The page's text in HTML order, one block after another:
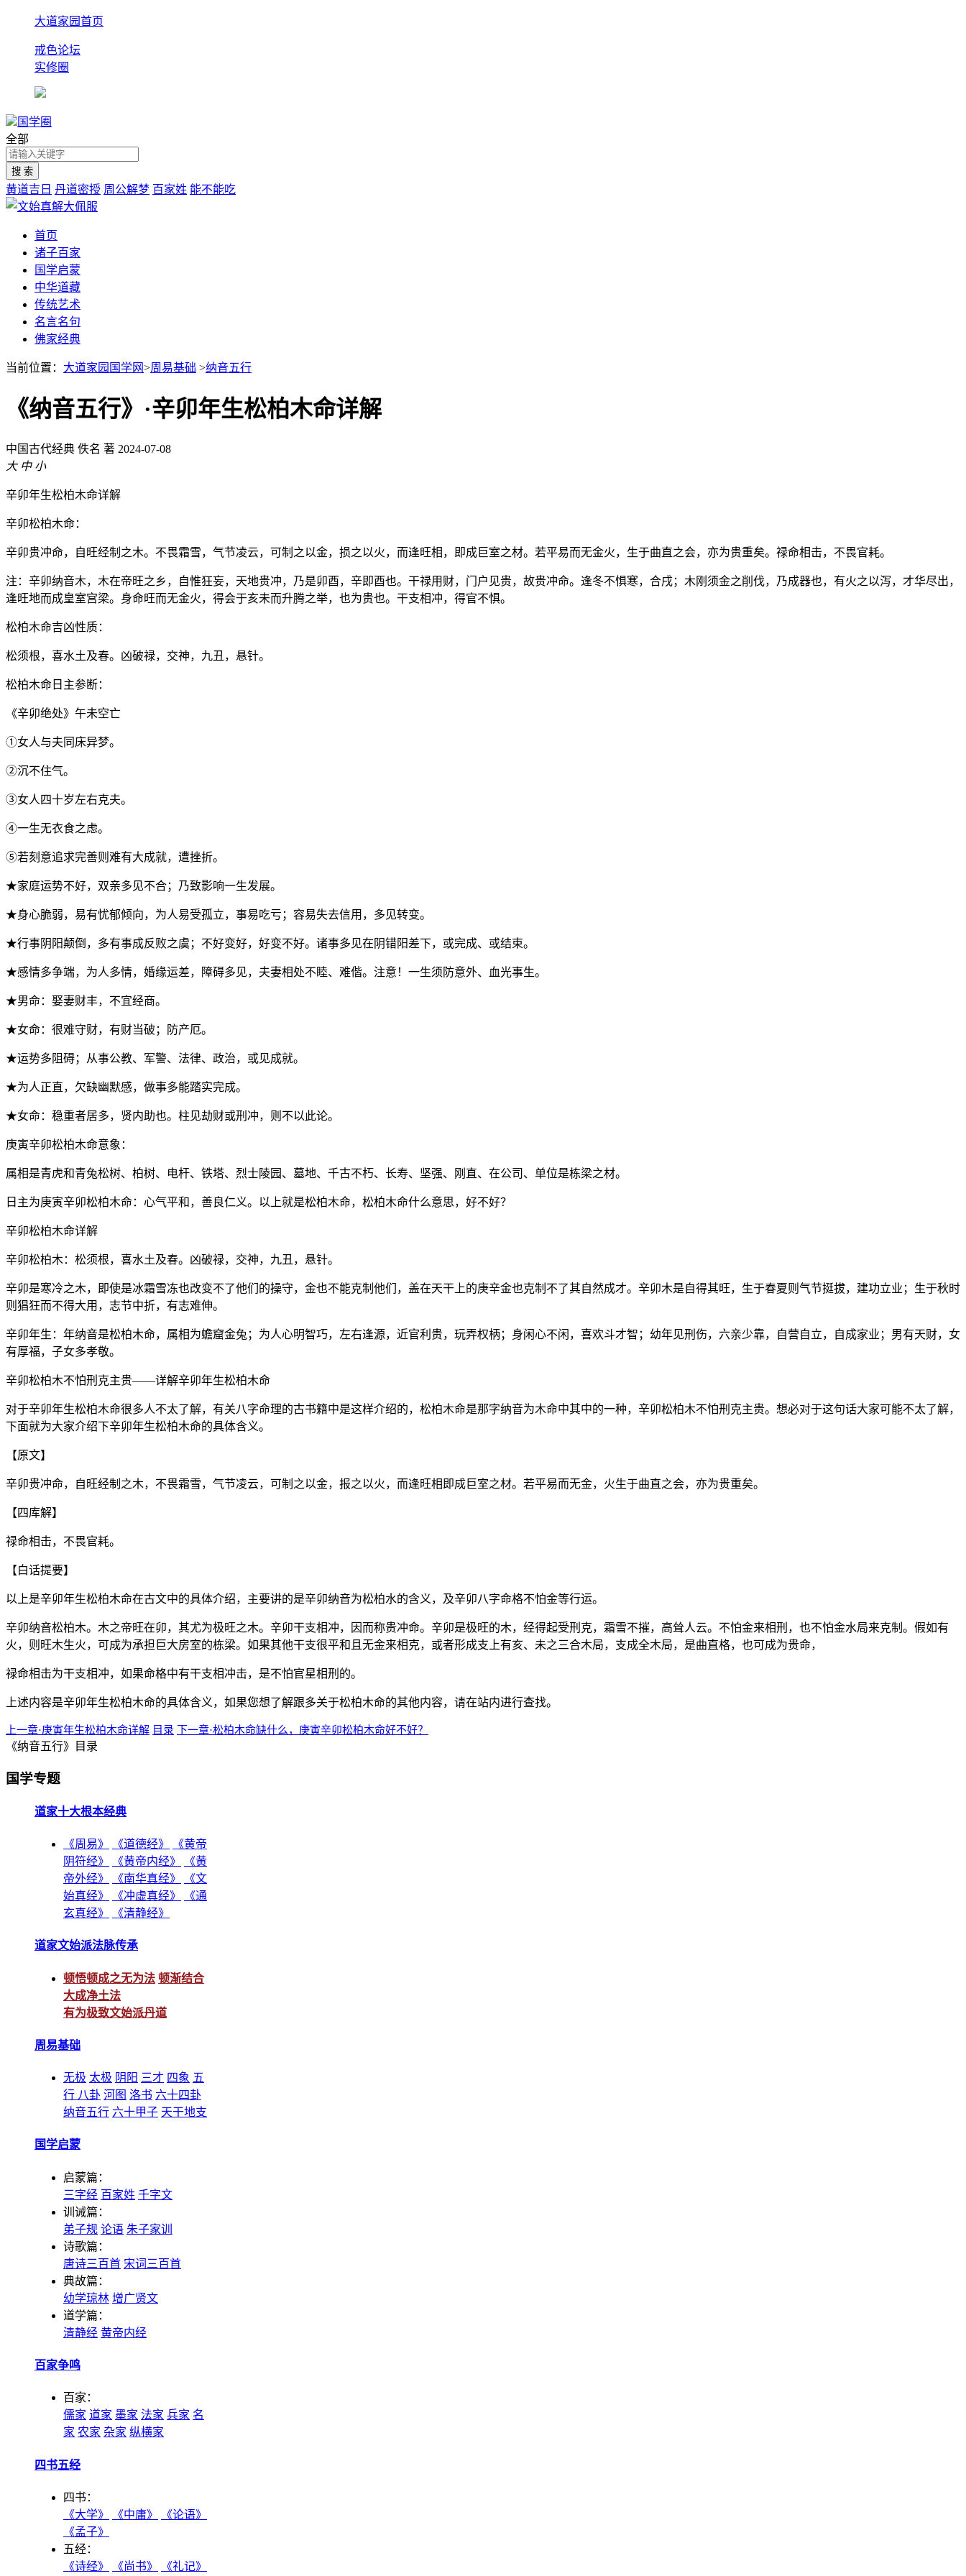
大道家园首页
戒色论坛
实修圈
国学圈
全部
黄道吉日 丹道密授 周公解梦 百家姓 能不能吃
首页
诸子百家
国学启蒙
中华道藏
传统艺术
名言名句
佛家经典
当前位置： 大道家园国学网>周易基础 >纳音五行
《纳音五行》·辛卯年生松柏木命详解
中国古代经典 佚名 著 2024-07-08
大 中 小
辛卯年生松柏木命详解
辛卯松柏木命：
辛卯贵冲命，自旺经制之木。不畏霜雪，气节凌云，可制之以金，损之以火，而逢旺相，即成巨室之材。若平易而无金火，生于曲直之会，亦为贵重矣。禄命相击，不畏官耗。
注：辛卯纳音木，木在帝旺之乡，自惟狂妄，天地贵冲，乃是卯酉，辛即酉也。干禄用财，门户见贵，故贵冲命。逢冬不惧寒，合戌；木刚须金之削伐，乃成器也，有火之以泻，才华尽出，
逢旺地而成皇室宫梁。身命旺而无金火，得会于亥未而升腾之举，也为贵也。干支相冲，得官不惧。
松柏木命吉凶性质：
松须根，喜水土及春。凶破禄，交神，九丑，悬针。
松柏木命日主参断：
《辛卯绝处》午未空亡
①女人与夫同床异梦。
②沉不住气。
③女人四十岁左右克夫。
④一生无衣食之虑。
⑤若刻意追求完善则难有大成就，遭挫折。
★家庭运势不好，双亲多见不合；乃致影响一生发展。
★身心脆弱，易有忧郁倾向，为人易受孤立，事易吃亏；容易失去信用，多见转变。
★行事阴阳颠倒，多有事成反败之虞；不好变好，好变不好。诸事多见在阴错阳差下，或完成、或结束。
★感情多争端，为人多情，婚缘运差，障碍多见，夫妻相处不睦、难偕。注意！一生须防意外、血光事生。
★男命：娶妻财丰，不宜经商。
★女命：很难守财，有财当破；防产厄。
★运势多阻碍；从事公教、军警、法律、政治，或见成就。
★为人正直，欠缺幽默感，做事多能踏实完成。
★女命：稳重者居多，贤内助也。柱见劫财或刑冲，则不以此论。
庚寅辛卯松柏木命意象：
属相是青虎和青兔松树、柏树、电杆、铁塔、烈士陵园、墓地、千古不朽、长寿、坚强、刚直、在公司、单位是栋梁之材。
日主为庚寅辛卯松柏木命：心气平和，善良仁义。以上就是松柏木命，松柏木命什么意思，好不好？
辛卯松柏木命详解
辛卯松柏木：松须根，喜水土及春。凶破禄，交神，九丑，悬针。
辛卯是寒冷之木，即使是冰霜雪冻也改变不了他们的操守，金也不能克制他们，盖在天干上的庚辛金也克制不了其自然成才。辛卯木是自得其旺，生于春夏则气节挺拔，建功立业；生于秋时
则猖狂而不得大用，志节中折，有志难伸。
辛卯年生：年纳音是松柏木命，属相为蟾窟金兔；为人心明智巧，左右逢源，近官利贵，玩弄权柄；身闲心不闲，喜欢斗才智；幼年见刑伤，六亲少靠，自营自立，自成家业；男有天财，女
有厚福，子女多孝敬。
辛卯松柏木不怕刑克主贵——详解辛卯年生松柏木命
对于辛卯年生松柏木命很多人不太了解，有关八字命理的古书籍中是这样介绍的，松柏木命是那字纳音为木命中其中的一种，辛卯松柏木不怕刑克主贵。想必对于这句话大家可能不太了解，
下面就为大家介绍下辛卯年生松柏木命的具体含义。
【原文】
辛卯贵冲命，自旺经制之木，不畏霜雪，气节凌云，可制之以金，报之以火，而逢旺相即成巨室之材。若平易而无金，火生于曲直之会，亦为贵重矣。
【四库解】
禄命相击，不畏官耗。
【白话提要】
以上是辛卯年生松柏木命在古文中的具体介绍，主要讲的是辛卯纳音为松柏水的含义，及辛卯八字命格不怕金等行运。
辛卯纳音松柏木。木之帝旺在卯，其尤为极旺之木。辛卯干支相冲，因而称贵冲命。辛卯是极旺的木，经得起受刑克，霜雪不摧，高耸人云。不怕金来相刑，也不怕金水局来克制。假如有
火，则旺木生火，可成为承担巨大房室的栋梁。如果其他干支很平和且无金来相克，或者形成支上有亥、未之三合木局，支成全木局，是曲直格，也可成为贵命，
禄命相击为干支相冲，如果命格中有干支相冲击，是不怕官星相刑的。
上述内容是辛卯年生松柏木命的具体含义，如果您想了解跟多关于松柏木命的其他内容，请在站内进行查找。
上一章·庚寅年生松柏木命详解 目录 下一章·松柏木命缺什么，庚寅辛卯松柏木命好不好？
《纳音五行》目录
国学专题
道家十大根本经典
《周易》 《道德经》
《黄帝
阴符经》
《黄帝内经》
《黄
帝外经》
《南华真经》
《文
始真经》
《冲虚真经》
《通
玄真经》
《清静经》
道家文始派法脉传承
顿悟顿成之无为法 顿渐结合
大成净土法
有为极致文始派丹道
周易基础
无极 太极 阴阳 三才 四象 五
行 八卦 河图 洛书 六十四卦
纳音五行 六十甲子 天干地支
国学启蒙
启蒙篇：
三字经 百家姓 千字文
训诫篇：
弟子规 论语 朱子家训
诗歌篇：
唐诗三百首 宋词三百首
典故篇：
幼学琼林 增广贤文
道学篇：
清静经 黄帝内经
百家争鸣
百家：
儒家 道家 墨家 法家 兵家 名
家 农家 杂家 纵横家
四书五经
四书：
《大学》
《中庸》
《论语》
《孟子》
五经：
《诗经》
《尚书》 《礼记》